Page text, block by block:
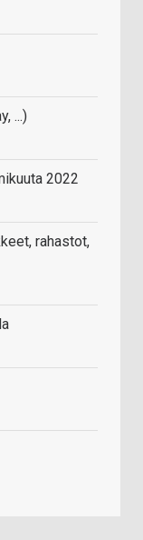
...)
2022
rahastot,